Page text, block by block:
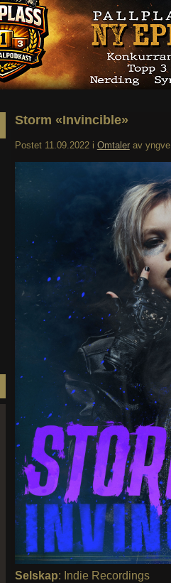
Storm «Invincible»
Postet 11.09.2022 i Omtaler av yngve
Selskap: Indie Recordings